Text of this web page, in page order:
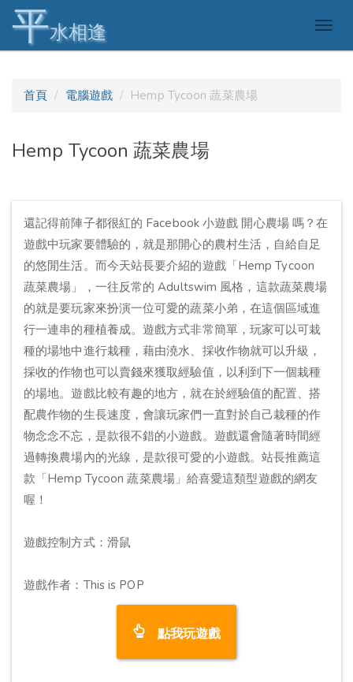
平水相逢
首頁 電腦遊戲 Hemp Tycoon 蔬菜農場
Hemp Tycoon 蔬菜農場
還記得前陣子都很紅的 Facebook 小遊戲 開心農場 嗎？在
遊戲中玩家要體驗的，就是那開心的農村生活，自給自足
的悠閒生活。而今天站長要介紹的遊戲「Hemp Tycoon
蔬菜農場」，一往反常的 Adultswim 風格，這款蔬菜農場
的就是要玩家來扮演一位可愛的蔬菜小弟，在這個區域進
行一連串的種植養成。遊戲方式非常簡單，玩家可以可栽
種的場地中進行栽種，藉由澆水、採收作物就可以升級，
採收的作物也可以賣錢來獲取經驗值，以利到下一個栽種
的場地。遊戲比較有趣的地方，就在於經驗值的配置、搭
配農作物的生長速度，會讓玩家們一直對於自己栽種的作
物念念不忘，是款很不錯的小遊戲。遊戲還會隨著時間經
過轉換農場內的光線，是款很可愛的小遊戲。站長推薦這
款「Hemp Tycoon 蔬菜農場」給喜愛這類型遊戲的網友
喔！
遊戲控制方式：滑鼠
遊戲作者：This is POP
點我玩遊戲